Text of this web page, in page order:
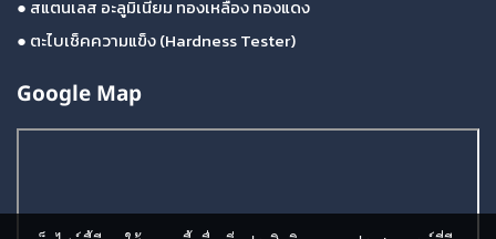
● สแตนเลส อะลูมิเนียม ทองเหลือง ทองแดง
● ตะไบเช็คความแข็ง (Hardness Tester)
Google Map